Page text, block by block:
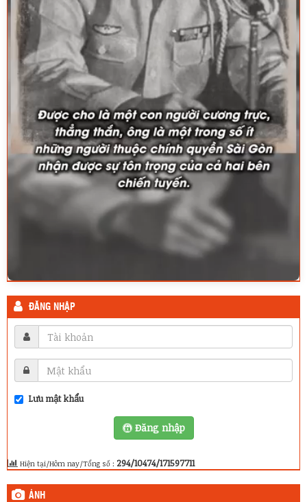
ĐĂNG NHẬP
Lưu mật khẩu
Đăng nhập
Hiện tại/Hôm nay/Tổng số : 294/10474/171597711
ẢNH